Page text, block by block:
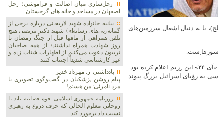
یا به دنبال اشغال سرزمین‌های
کشورها]ست.
بنیامین نتانیاهو نخست وزیر رژیم صهیونیستی اخیرا در گفت‌و‌گو با شبکه «آی ۲۴» این رژیم اعلام کرده بود:
به رؤیای اسرائیل بزرگ پیوند
رحل‌سازی میان اصالت و فراموشی؛ رحل
اصفهان در مساجد و خانه های گرجستان
بیانیه خانواده شهید لاریجانی درباره برخی از
گمانه‌زنی‌های رسانه‌ای/ شهید دکتر مرتضی هیچ
تلفن همراهی از ماهها قبل از جنگ رمضان تا
روز شهادت همراه نداشتند/ از همه صاحبان
تریبون دعوت می‌کنیم از اظهارات شتاب زده و
غیر کارشناسی شدیداً اجتناب کنند
یادداشتی از: مهرداد خدیر
پیام روشن پزشکیان در گفت‌و‌گوی تصویری با
مرد نامرئی: من هستم!
روزنامه جمهوری اسلامی: قوه قضاییه باید با
روحانی معلوم الحالی که حرف دروغ به رهبری
نسبت داد برخورد کند